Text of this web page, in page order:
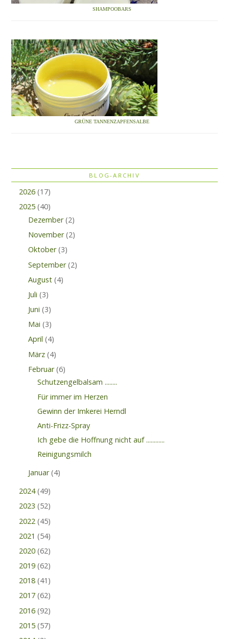
SHAMPOOBARS
GRÜNE TANNENZAPFENSALBE
BLOG-ARCHIV
2026 (17)
2025 (40)
Dezember (2)
November (2)
Oktober (3)
September (2)
August (4)
Juli (3)
Juni (3)
Mai (3)
April (4)
März (4)
Februar (6)
Schutzengelbalsam ........
Für immer im Herzen
Gewinn der Imkerei Herndl
Anti-Frizz-Spray
Ich gebe die Hoffnung nicht auf ............
Reinigungsmilch
Januar (4)
2024 (49)
2023 (52)
2022 (45)
2021 (54)
2020 (62)
2019 (62)
2018 (41)
2017 (62)
2016 (92)
2015 (57)